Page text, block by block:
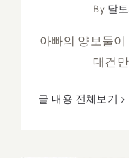
By 달
아빠의 양보둘
대건
글 내용 전체보기